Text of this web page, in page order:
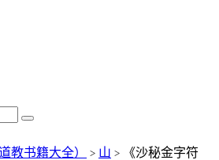
教书籍大全） > 山 > 《沙秘金字符